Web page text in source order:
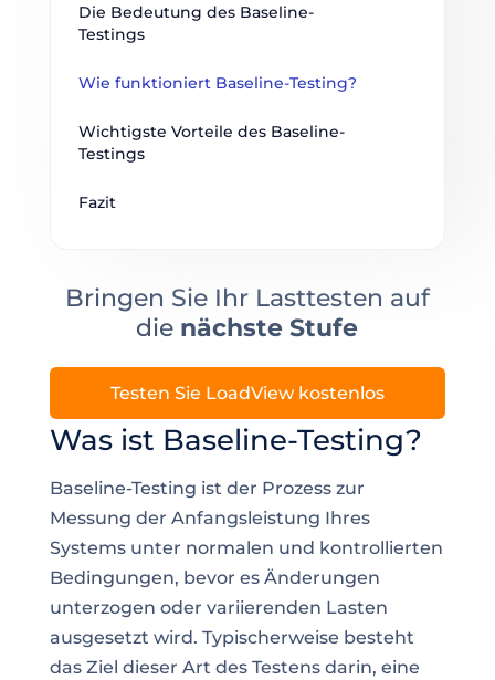
Was ist Baseline-Testing?
Baseline-Testing ist der Prozess zur
Messung der Anfangsleistung Ihres
Systems unter normalen und kontrollierten
Bedingungen, bevor es Änderungen
unterzogen oder variierenden Lasten
ausgesetzt wird. Typischerweise besteht
das Ziel dieser Art des Testens darin, eine
Die Bedeutung des Baseline-
Testings
Wie funktioniert Baseline-Testing?
Wichtigste Vorteile des Baseline-
Testings
Fazit
Bringen Sie Ihr Lasttesten auf
die nächste Stufe
Testen Sie LoadView kostenlos